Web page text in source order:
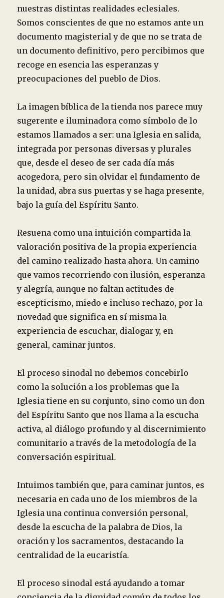
nuestras distintas realidades eclesiales.
Somos conscientes de que no estamos ante un
documento magisterial y de que no se trata de
un documento definitivo, pero percibimos que
recoge en esencia las esperanzas y
preocupaciones del pueblo de Dios.
La imagen bíblica de la tienda nos parece muy
sugerente e iluminadora como símbolo de lo
estamos llamados a ser: una Iglesia en salida,
integrada por personas diversas y plurales
que, desde el deseo de ser cada día más
acogedora, pero sin olvidar el fundamento de
la unidad, abra sus puertas y se haga presente,
bajo la guía del Espíritu Santo.
Resuena como una intuición compartida la
valoración positiva de la propia experiencia
del camino realizado hasta ahora. Un camino
que vamos recorriendo con ilusión, esperanza
y alegría, aunque no faltan actitudes de
escepticismo, miedo e incluso rechazo, por la
novedad que significa en sí misma la
experiencia de escuchar, dialogar y, en
general, caminar juntos.
El proceso sinodal no debemos concebirlo
como la solución a los problemas que la
Iglesia tiene en su conjunto, sino como un don
del Espíritu Santo que nos llama a la escucha
activa, al diálogo profundo y al discernimiento
comunitario a través de la metodología de la
conversación espiritual.
Intuimos también que, para caminar juntos, es
necesaria en cada uno de los miembros de la
Iglesia una continua conversión personal,
desde la escucha de la palabra de Dios, la
oración y los sacramentos, destacando la
centralidad de la eucaristía.
El proceso sinodal está ayudando a tomar